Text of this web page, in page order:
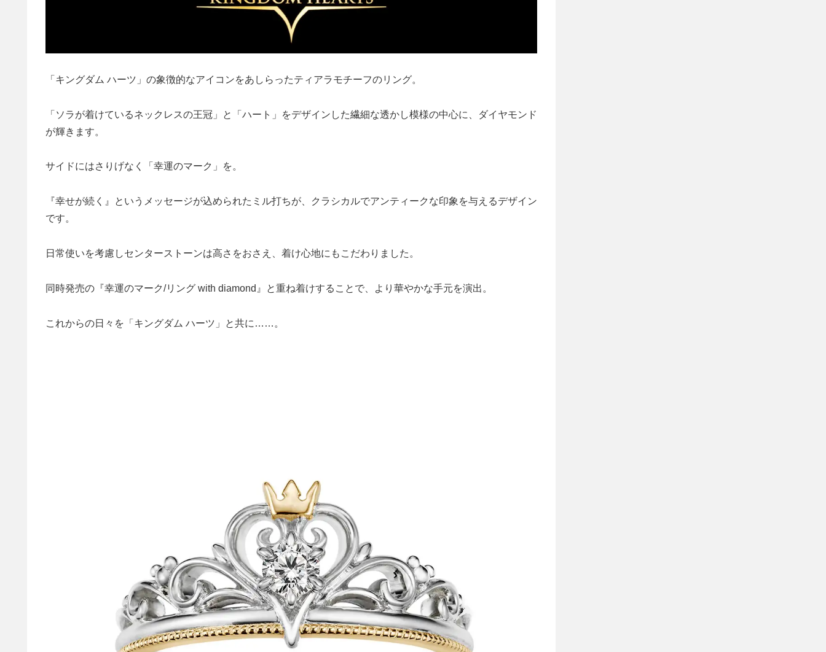
「キングダム ハーツ」の象徴的なアイコンをあしらったティアラモチーフのリング。
「ソラが着けているネックレスの王冠」と「ハート」をデザインした繊細な透かし模様の中心に、ダイヤモンド
が輝きます。
サイドにはさりげなく「幸運のマーク」を。
『幸せが続く』というメッセージが込められたミル打ちが、クラシカルでアンティークな印象を与えるデザイン
です。
日常使いを考慮しセンターストーンは高さをおさえ、着け心地にもこだわりました。
同時発売の『幸運のマーク/リング with diamond』と重ね着けすることで、より華やかな手元を演出。
これからの日々を「キングダム ハーツ」と共に……。